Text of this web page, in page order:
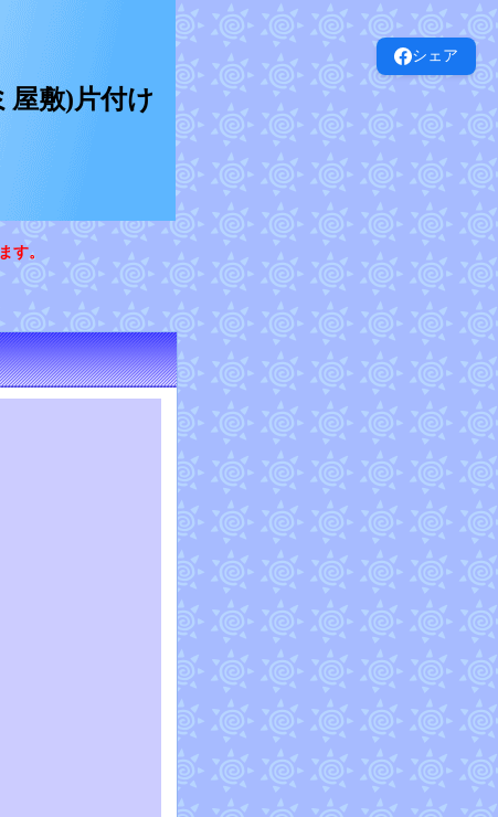
シェア
屋敷)片付け
す。